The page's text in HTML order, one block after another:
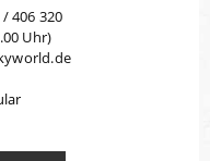
406 320
Uhr)